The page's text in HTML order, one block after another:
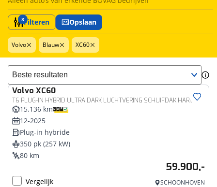
3Filteren Opslaan
Volvo Blauw XC60
Sorteer resultaten
Volvo XC60
T6 PLUG-IN HYBRID ULTRA DARK LUCHTVERING SCHUIFDAK HARMAN KARDON
15.136 km
12-2025
Plug-in hybride
350 pk (257 kW)
80 km
59.900,-
Vergelijk SCHOONHOVEN